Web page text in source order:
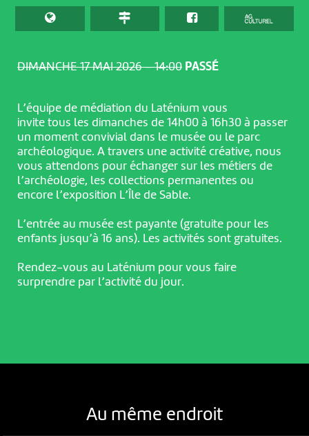
DIMANCHE 17 MAI 2026 – 14:00 PASSÉ
L’équipe de médiation du Laténium vous
invite tous les dimanches de 14h00 à 16h30 à passer
un moment convivial dans le musée ou le parc
archéologique. A travers une activité créative, nous
vous attendons pour échanger sur les métiers de
l’archéologie, les collections permanentes ou
encore l’exposition L’Île de Sable.
L’entrée au musée est payante (gratuite pour les
enfants jusqu’à 16 ans). Les activités sont gratuites.
Rendez-vous au Laténium pour vous faire
surprendre par l’activité du jour.
Au même endroit